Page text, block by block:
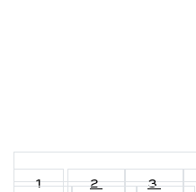
1 2 3